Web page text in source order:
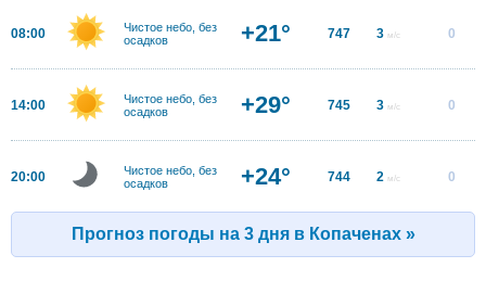
08:00
Чистое небо, без
осадков
+21° 747 3 м/с 0
14:00
Чистое небо, без
осадков
+29° 745 3 м/с 0
20:00
Чистое небо, без
осадков
+24° 744 2 м/с 0
Прогноз погоды на 3 дня в Копаченах »